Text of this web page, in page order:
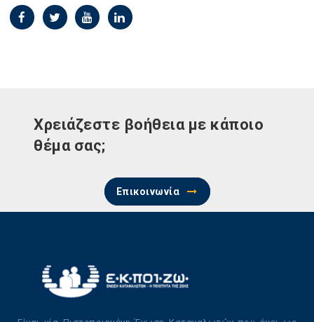
Χρειάζεστε βοήθεια με κάποιο
θέμα σας;
Επικοινωνία